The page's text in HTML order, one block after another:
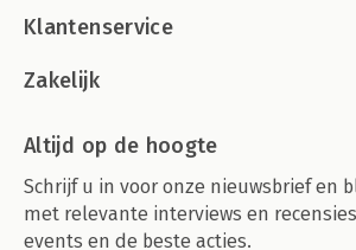
Klantenservice
Zakelijk
Altijd op de hoogte
Schrijf u in voor onze nieuwsbrief en
met relevante interviews en
events en de beste acties.